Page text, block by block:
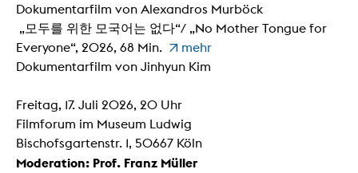
Dokumentarfilm von Alexandros Murböck
„모두를 위한 모국어는 없다“/ „No Mother Tongue for
Everyone“, 2026, 68 Min.
mehr
Dokumentarfilm von Jinhyun Kim
Freitag, 17. Juli 2026, 20 Uhr
Filmforum im Museum Ludwig
Bischofsgartenstr. 1, 50667 Köln
Moderation: Prof. Franz Müller